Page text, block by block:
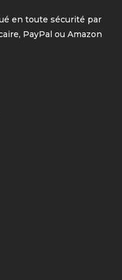
en toute sécurité par
PayPal ou Amazon